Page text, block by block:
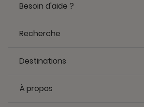
Besoin d'aide ?
Recherche
Destinations
À propos